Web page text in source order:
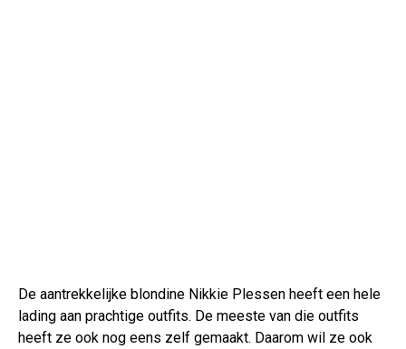
De aantrekkelijke blondine Nikkie Plessen heeft een hele
lading aan prachtige outfits. De meeste van die outfits
heeft ze ook nog eens zelf gemaakt. Daarom wil ze ook